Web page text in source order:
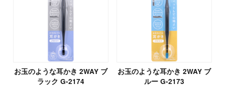
お玉のような耳かき 2WAY ブ
ラック G-2174
お玉のような耳かき 2WAY ブ
ルー G-2173